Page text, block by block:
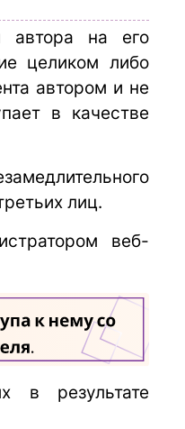
автора на его
целиком либо
автором и не
в качестве
лиц.
веб-
в результате